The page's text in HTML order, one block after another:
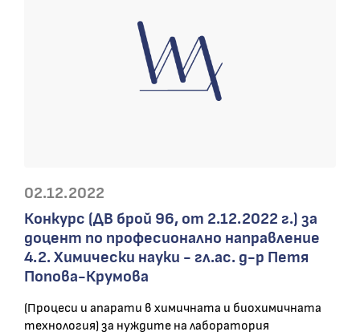
02.12.2022
Конкурс (ДВ брой 96, от 2.12.2022 г.) за
доцент по професионално направление
4.2. Химически науки - гл.ас. д-р Петя
Попова-Крумова
(Процеси и апарати в химичната и биохимичната
технология) за нуждите на лаборатория